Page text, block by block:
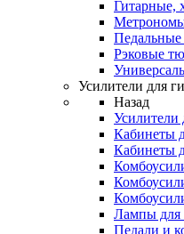
Гитарные,
Рэковые
Усилители для
Назад
Усилители
Кабинеты
Кабинеты
Лампы для
Педали и